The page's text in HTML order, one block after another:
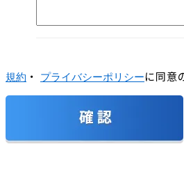
規約 ・ プライバシーポリシーに同意